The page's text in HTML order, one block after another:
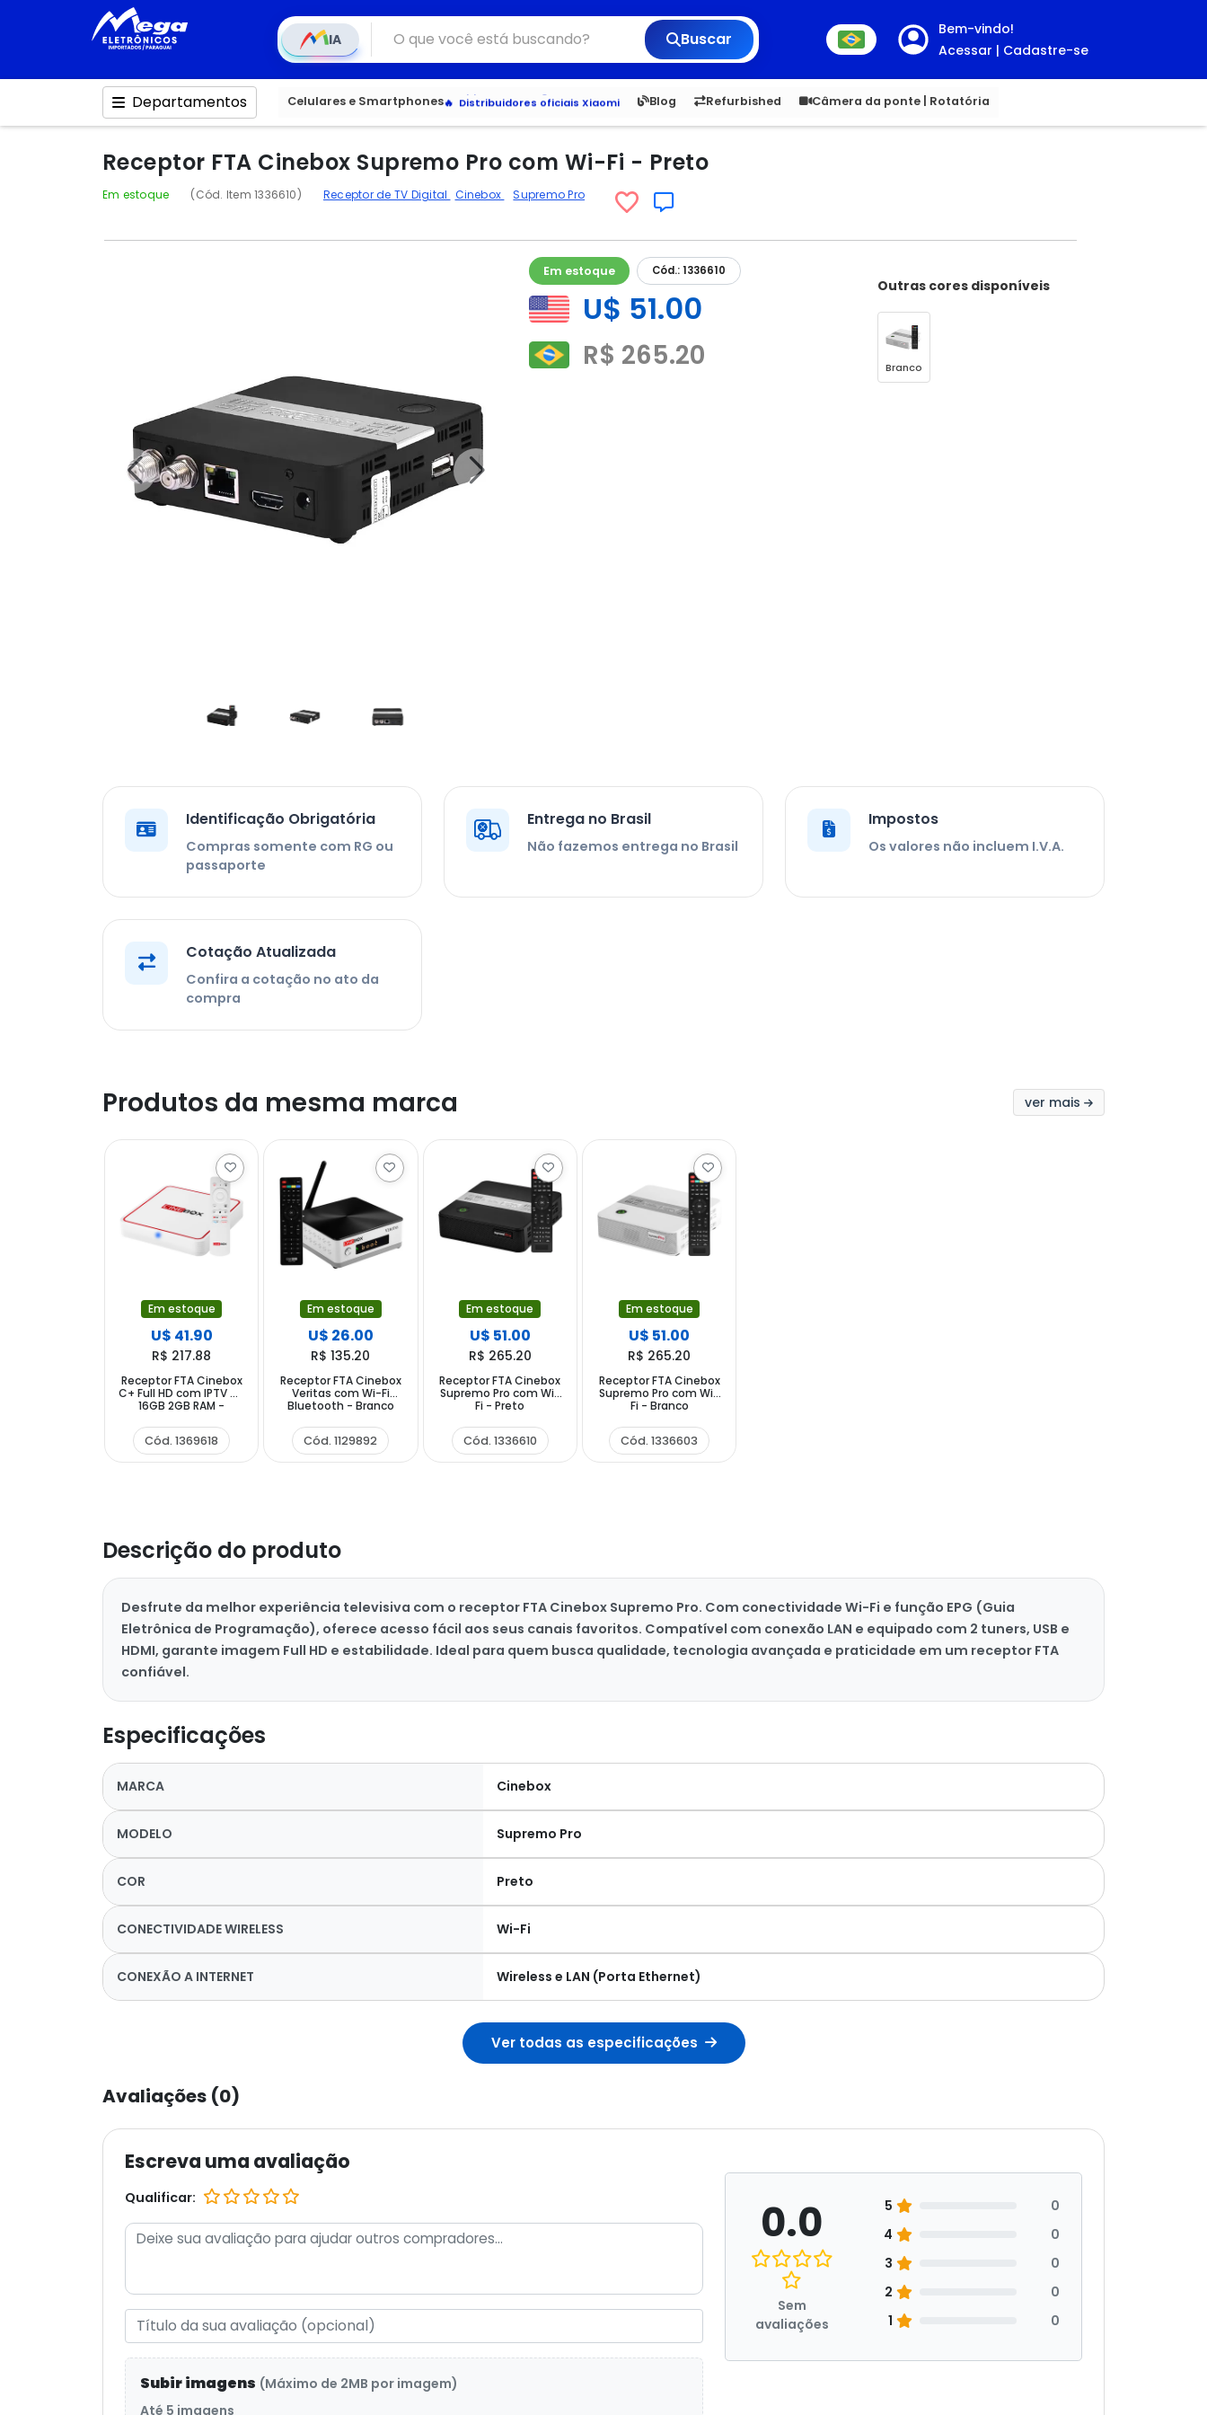
IA Buscar
Bem-vindo!
Acessar | Cadastre-se
Departamentos Celulares e Smartphones
Veja os Lançamentos
Distribuidores oficiais Xiaomi
Blog Refurbished Câmera da ponte | Rotatória
6,050 5.20 1,900 1.00
Receptor FTA Cinebox Supremo Pro com Wi-Fi - Preto
Em estoque (Cód. Item 1336610) Receptor de TV Digital Cinebox Supremo Pro
Em estoque Cód.: 1336610
U$ 51.00
R$ 265.20
Outras cores disponíveis
Branco
Identificação Obrigatória
Compras somente com RG ou
passaporte
Entrega no Brasil
Não fazemos entrega no Brasil
Impostos
Os valores não incluem I.V.A.
Cotação Atualizada
Confira a cotação no ato da
compra
Produtos da mesma marca ver mais
Em estoque
U$ 41.90
R$ 217.88
Receptor FTA Cinebox
C+ Full HD com IPTV de
16GB 2GB RAM -
Cód. 1369618
Em estoque
U$ 26.00
R$ 135.20
Receptor FTA Cinebox
Veritas com Wi-Fi
Bluetooth - Branco
Cód. 1129892
Em estoque
U$ 51.00
R$ 265.20
Receptor FTA Cinebox
Supremo Pro com Wi-
Fi - Preto
Cód. 1336610
Em estoque
U$ 51.00
R$ 265.20
Receptor FTA Cinebox
Supremo Pro com Wi-
Fi - Branco
Cód. 1336603
Descrição do produto
Desfrute da melhor experiência televisiva com o receptor FTA Cinebox Supremo Pro. Com conectividade Wi-Fi e função EPG (Guia
Eletrônica de Programação), oferece acesso fácil aos seus canais favoritos. Compatível com conexão LAN e equipado com 2 tuners, USB e
HDMI, garante imagem Full HD e estabilidade. Ideal para quem busca qualidade, tecnologia avançada e praticidade em um receptor FTA
confiável.
Especificações
MARCA Cinebox
MODELO Supremo Pro
COR Preto
CONECTIVIDADE WIRELESS Wi-Fi
CONEXÃO A INTERNET Wireless e LAN (Porta Ethernet)
Ver todas as especificações
Avaliações (0)
Escreva uma avaliação
Qualificar:
Subir imagens (Máximo de 2MB por imagem)
Até 5 imagens
0.0
Sem
avaliações
5
0
4
0
3
0
2
0
1
0